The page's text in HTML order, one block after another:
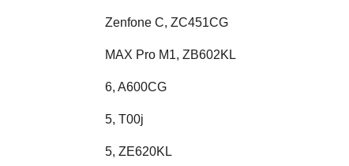
Zenfone C, ZC451CG
MAX Pro M1, ZB602KL
6, A600CG
5, T00j
5, ZE620KL